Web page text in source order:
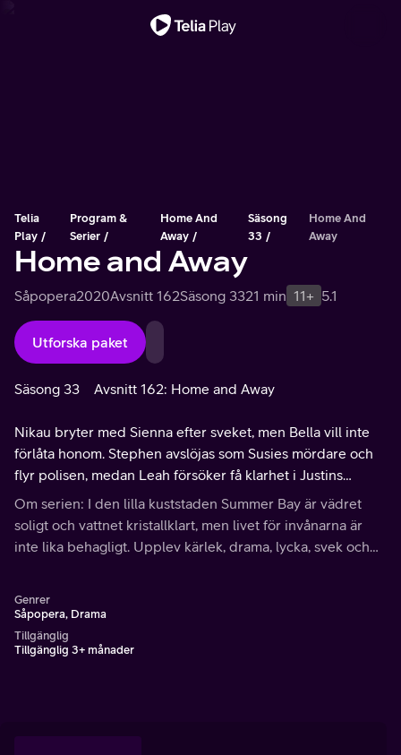
Telia
Play
Program &
Serier
Home And
Away
Säsong
33
Home And
Away
Home and Away
Såpopera2020Avsnitt 162Säsong 3321 min 11+ 5.1
Utforska paket
Säsong 33 Avsnitt 162: Home and Away
Nikau bryter med Sienna efter sveket, men Bella vill inte
förlåta honom. Stephen avslöjas som Susies mördare och
flyr polisen, medan Leah försöker få klarhet i Justins
oskuld. Samtidigt fokuserar Bella på sin fotoutställning.
Om serien: I den lilla kuststaden Summer Bay är vädret
soligt och vattnet kristallklart, men livet för invånarna är
inte lika behagligt. Upplev kärlek, drama, lycka, svek och
Genrer
Såpopera, Drama
Tillgänglig
Tillgänglig 3+ månader